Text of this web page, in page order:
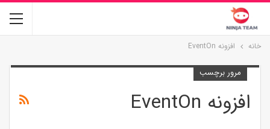
خانه افزونه EventOn
مرور برچسب
افزونه EventOn